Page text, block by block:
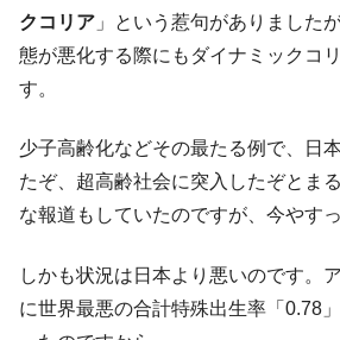
国の過剰生産が世界を蝕む。
『Money1』
韓国製造業「半導体絶
種は全般的「不調」⇒ PSIが示す現況
ン』1人当たり賠償10万ウォンを認定
『Money1』 韓国で猛暑。南東部で
『Money1』
韓国型イージス搭載の
『Money1』
【対日本円】ウォン安
に韓国がいっちょがみしたのでは。
クコリア 」という惹句がありました
態が悪化する際にもダイナミックコ
す。
少子高齢化などその最たる例で、日
たぞ、超高齢社会に突入したぞとま
な報道もしていたのですが、今やす
しかも状況は日本より悪いのです。
に世界最悪の合計特殊出生率「0.78